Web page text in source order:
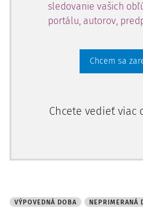
sledovanie vašich
portálu, autorov,
Chcem sa
Chcete vedieť viac
VÝPOVEDNÁ DOBA
NEPRIMERANÁ